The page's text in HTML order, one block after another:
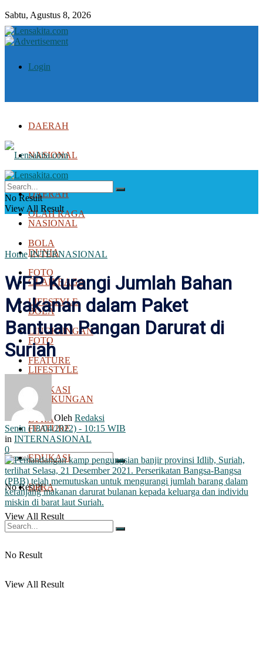
Sabtu, Agustus 8, 2026
Login
DAERAH
NASIONAL
DUNIA
OLAH RAGA
BOLA
FOTO
LIFESTYLE
LINGKUNGAN
FEATURE
EDUKASI
DPRA
No Result
View All Result
DAERAH
NASIONAL
DUNIA
OLAH RAGA
BOLA
FOTO
LIFESTYLE
LINGKUNGAN
FEATURE
EDUKASI
DPRA
No Result
View All Result
No Result
View All Result
Home INTERNASIONAL
WFP Kurangi Jumlah Bahan
Makanan dalam Paket
Bantuan Pangan Darurat di
Suriah
Oleh Redaksi
Senin (18/04/2022) - 10:15 WIB
in INTERNASIONAL
0